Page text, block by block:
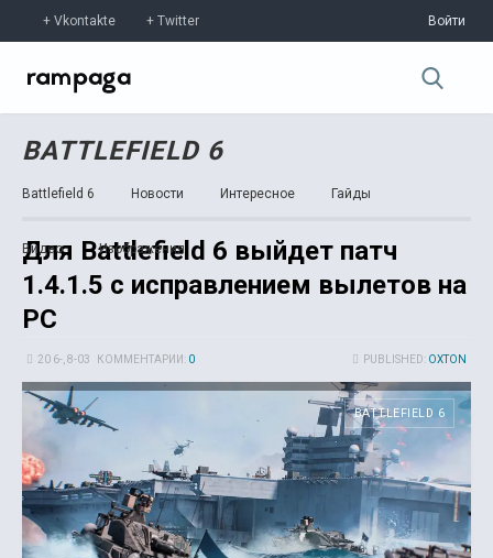
Vkontakte Twitter Войти
BATTLEFIELD 6
Battlefield 6 Новости Интересное Гайды
Видео Изображения
Для Battlefield 6 выйдет патч
1.4.1.5 с исправлением вылетов на
PC
PUBLISHED: OXTON
20 6-, 8-03 КОММЕНТАРИИ: 0
BATTLEFIELD 6